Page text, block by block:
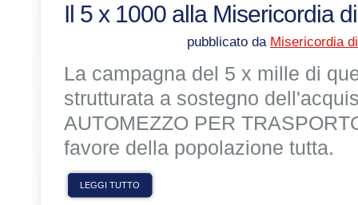
Il 5 x 1000 alla Misericordia
pubblicato da Misericordia
La campagna del 5 x mille di
strutturata a sostegno
AUTOMEZZO PER
favore della popolazione tutta.
LEGGI TUTTO